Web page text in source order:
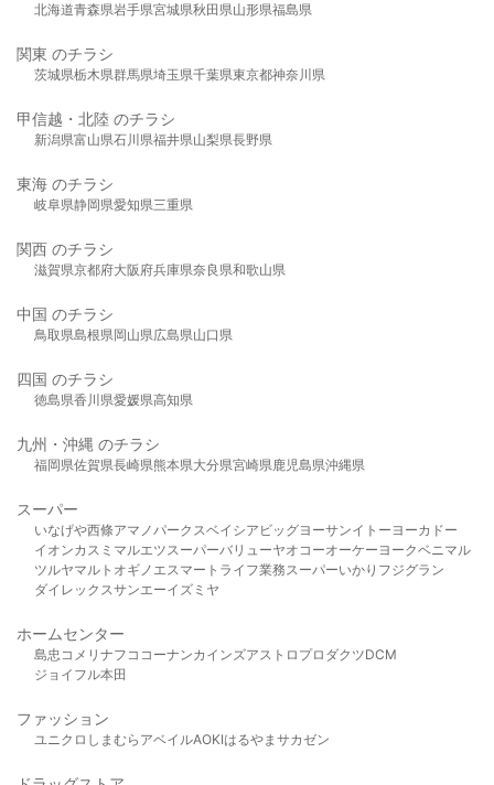
北海道青森県岩手県宮城県秋田県山形県福島県
関東 のチラシ
茨城県栃木県群馬県埼玉県千葉県東京都神奈川県
甲信越・北陸 のチラシ
新潟県富山県石川県福井県山梨県長野県
東海 のチラシ
岐阜県静岡県愛知県三重県
関西 のチラシ
滋賀県京都府大阪府兵庫県奈良県和歌山県
中国 のチラシ
鳥取県島根県岡山県広島県山口県
四国 のチラシ
徳島県香川県愛媛県高知県
九州・沖縄 のチラシ
福岡県佐賀県長崎県熊本県大分県宮崎県鹿児島県沖縄県
スーパー
いなげや西條アマノパークスベイシア ビッグヨーサンイトーヨーカドー
イオンカスミ マルエツスーパーバリューヤオコーオーケー ヨークベニマル
ツルヤマルト オギノ エスマート ライフ業務スーパーいかり フジグラン
ダイレックスサンエーイズミヤ
ホームセンター
島忠 コメリ ナフコ コーナンカインズアストロプロダクツDCM
ジョイフル本田
ファッション
ユニクロ しまむら アベイルAOKIはるやま サカゼン